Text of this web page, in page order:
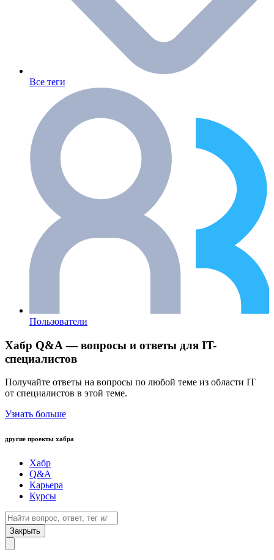
Все теги
Пользователи
Хабр Q&A — вопросы и ответы для IT-
специалистов
Получайте ответы на вопросы по любой теме из области IT
от специалистов в этой теме.
Узнать больше
другие проекты хабра
Хабр
Q&A
Карьера
Курсы
Закрыть